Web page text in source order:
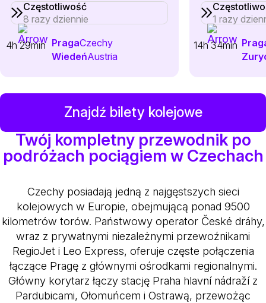
Częstotliwość
8 razy dziennie
PragaCzechy
4h 29min
WiedeńAustria
1 razy
14h 34min
Znajdź bilety kolejowe
Twój kompletny przewodnik po
podróżach pociągiem w Czechach
Czechy posiadają jedną z najgęstszych sieci
kolejowych w Europie, obejmującą ponad 9500
kilometrów torów. Państwowy operator České dráhy,
wraz z prywatnymi niezależnymi przewoźnikami
RegioJet i Leo Express, oferuje częste połączenia
łączące Pragę z głównymi ośrodkami regionalnymi.
Główny korytarz łączy stację Praha hlavní nádraží z
Pardubicami, Ołomuńcem i Ostrawą, przewożąc